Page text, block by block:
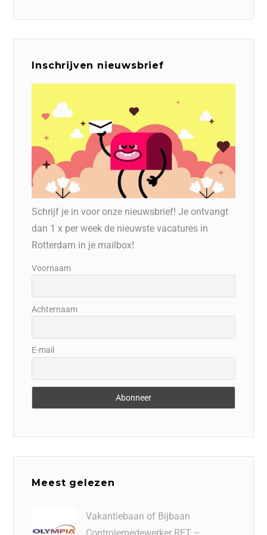
Inschrijven nieuwsbrief
Schrijf je in voor onze nieuwsbrief! Je ontvangt
dan 1 x per week de nieuwste vacatures in
Rotterdam in je mailbox!
Voornaam
Achternaam
E-mail
Meest gelezen
Vakantiebaan of Bijbaan